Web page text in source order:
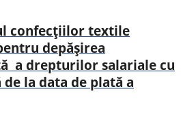
confecțiilor textile
depăşirea
a drepturilor salariale cu
la data de plată a